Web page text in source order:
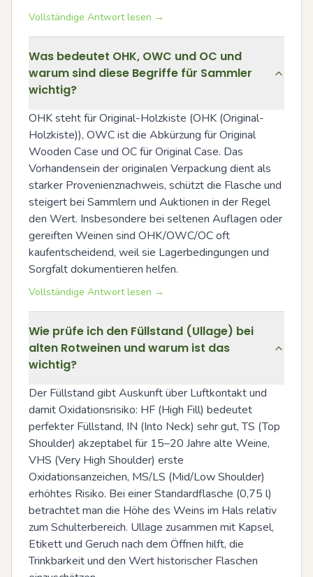
Vollständige Antwort lesen →
Was bedeutet OHK, OWC und OC und
warum sind diese Begriffe für Sammler
wichtig?
OHK steht für Original-Holzkiste (OHK (Original-
Holzkiste)), OWC ist die Abkürzung für Original
Wooden Case und OC für Original Case. Das
Vorhandensein der originalen Verpackung dient als
starker Provenienznachweis, schützt die Flasche und
steigert bei Sammlern und Auktionen in der Regel
den Wert. Insbesondere bei seltenen Auflagen oder
gereiften Weinen sind OHK/OWC/OC oft
kaufentscheidend, weil sie Lagerbedingungen und
Sorgfalt dokumentieren helfen.
Vollständige Antwort lesen →
Wie prüfe ich den Füllstand (Ullage) bei
alten Rotweinen und warum ist das
wichtig?
Der Füllstand gibt Auskunft über Luftkontakt und
damit Oxidationsrisiko: HF (High Fill) bedeutet
perfekter Füllstand, IN (Into Neck) sehr gut, TS (Top
Shoulder) akzeptabel für 15–20 Jahre alte Weine,
VHS (Very High Shoulder) erste
Oxidationsanzeichen, MS/LS (Mid/Low Shoulder)
erhöhtes Risiko. Bei einer Standardflasche (0,75 l)
betrachtet man die Höhe des Weins im Hals relativ
zum Schulterbereich. Ullage zusammen mit Kapsel,
Etikett und Geruch nach dem Öffnen hilft, die
Trinkbarkeit und den Wert historischer Flaschen